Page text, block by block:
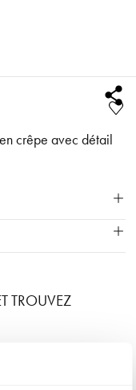
crêpe avec détail
TROUVEZ